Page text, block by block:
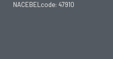
NACEBELcode: 47910